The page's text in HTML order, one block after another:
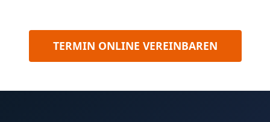
TERMIN ONLINE VEREINBAREN